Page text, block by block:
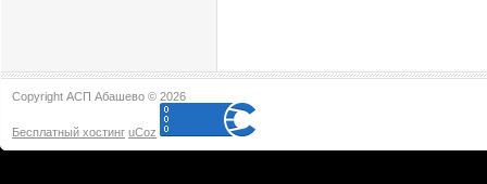
Copyright АСП Абашево © 2026
Бесплатный хостинг uCoz